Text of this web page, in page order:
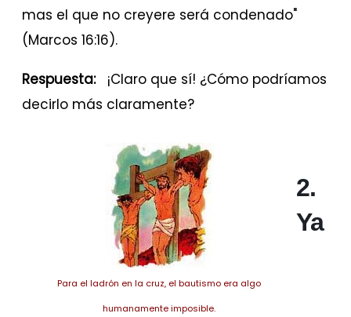
mas el que no creyere será condenado"
(Marcos 16:16).
Respuesta:¡Claro que sí! ¿Cómo podríamos
decirlo más claramente?
Para el ladrón en la cruz, el bautismo era algo
humanamente imposible.
2.
Ya